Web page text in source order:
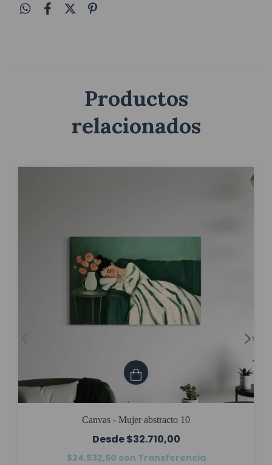
Productos
relacionados
Canvas - Mujer abstracto 10
$32.710,00
$24.532,50 con Transferencia